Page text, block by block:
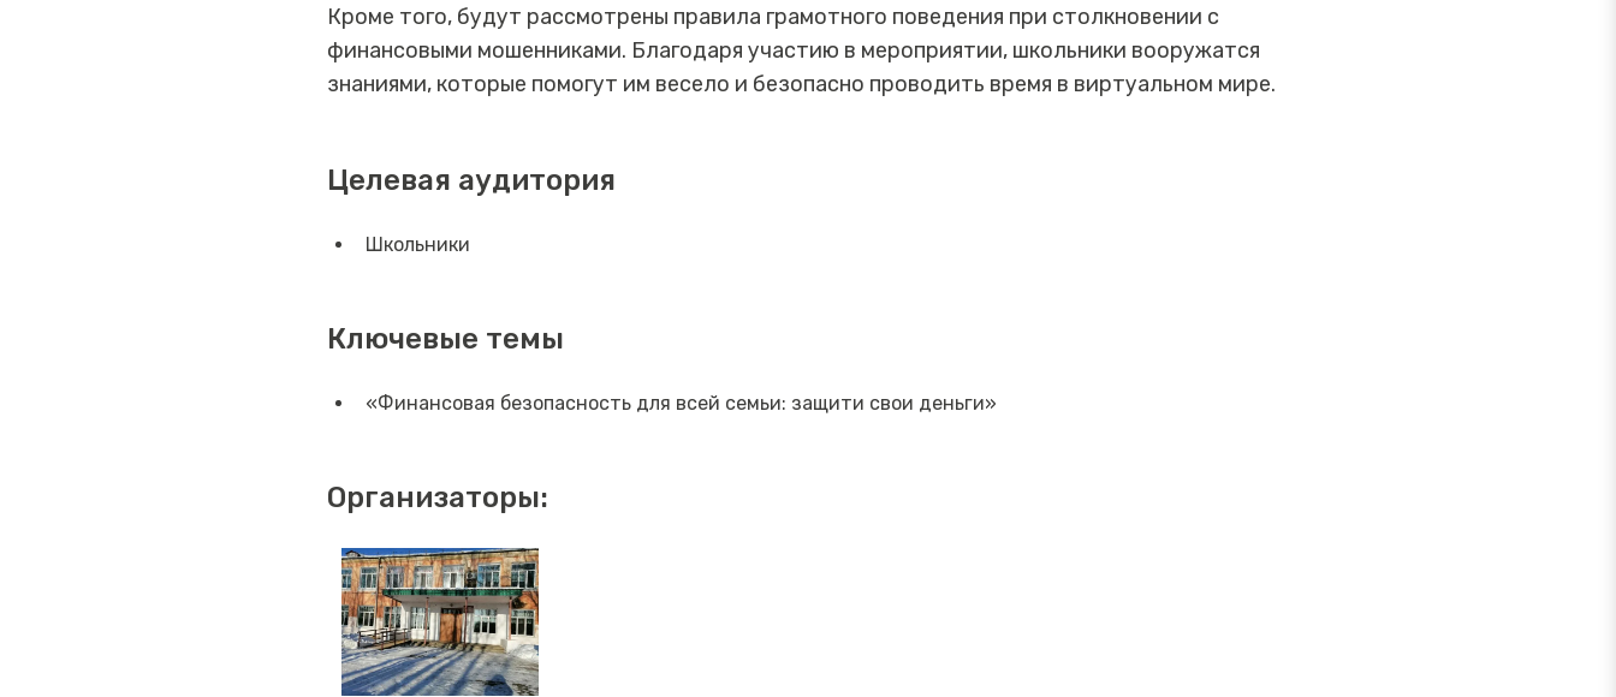
Кроме того, будут рассмотрены правила грамотного поведения при столкновении с
финансовыми мошенниками. Благодаря участию в мероприятии, школьники вооружатся
знаниями, которые помогут им весело и безопасно проводить время в виртуальном мире.
Целевая аудитория
Школьники
Ключевые темы
«Финансовая безопасность для всей семьи: защити свои деньги»
Организаторы: